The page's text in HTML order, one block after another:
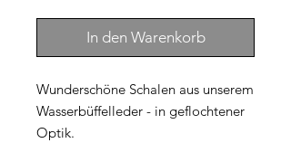
In den Warenkorb
Wunderschöne Schalen aus unserem
Wasserbüffelleder - in geflochtener
Optik.